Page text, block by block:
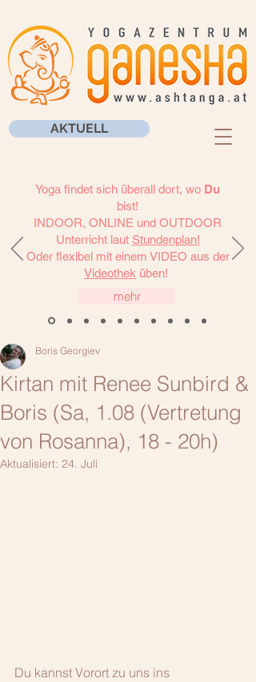
AKTUELL
Yoga findet sich überall dort, wo Du
bist!
INDOOR, ONLINE und OUTDOOR
Unterricht laut Stundenplan!
Oder flexibel mit einem VIDEO aus der
Videothek üben!
mehr
Kirtan mit Renee Sunbird &
Boris (Sa, 1.08 (Vertretung
von Rosanna), 18 - 20h)
Boris Georgiev
Aktualisiert: 24. Juli
Du kannst Vorort zu uns ins